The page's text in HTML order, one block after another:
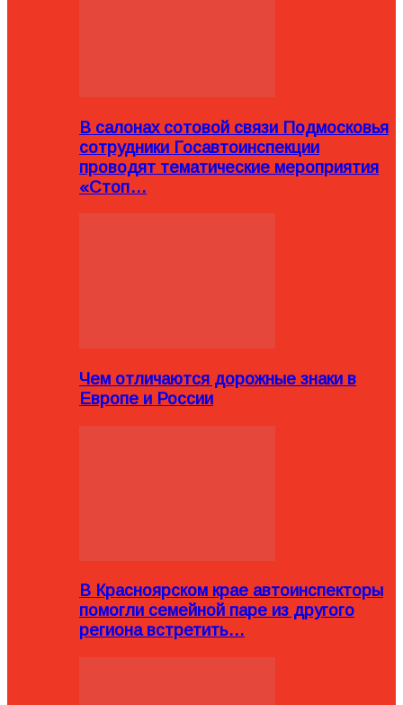
В салонах сотовой связи Подмосковья
сотрудники Госавтоинспекции
проводят тематические мероприятия
«Стоп…
Чем отличаются дорожные знаки в
Европе и России
В Красноярском крае автоинспекторы
помогли семейной паре из другого
региона встретить…